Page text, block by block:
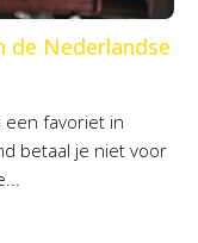
de Nederlandse
een favoriet in
betaal je niet voor